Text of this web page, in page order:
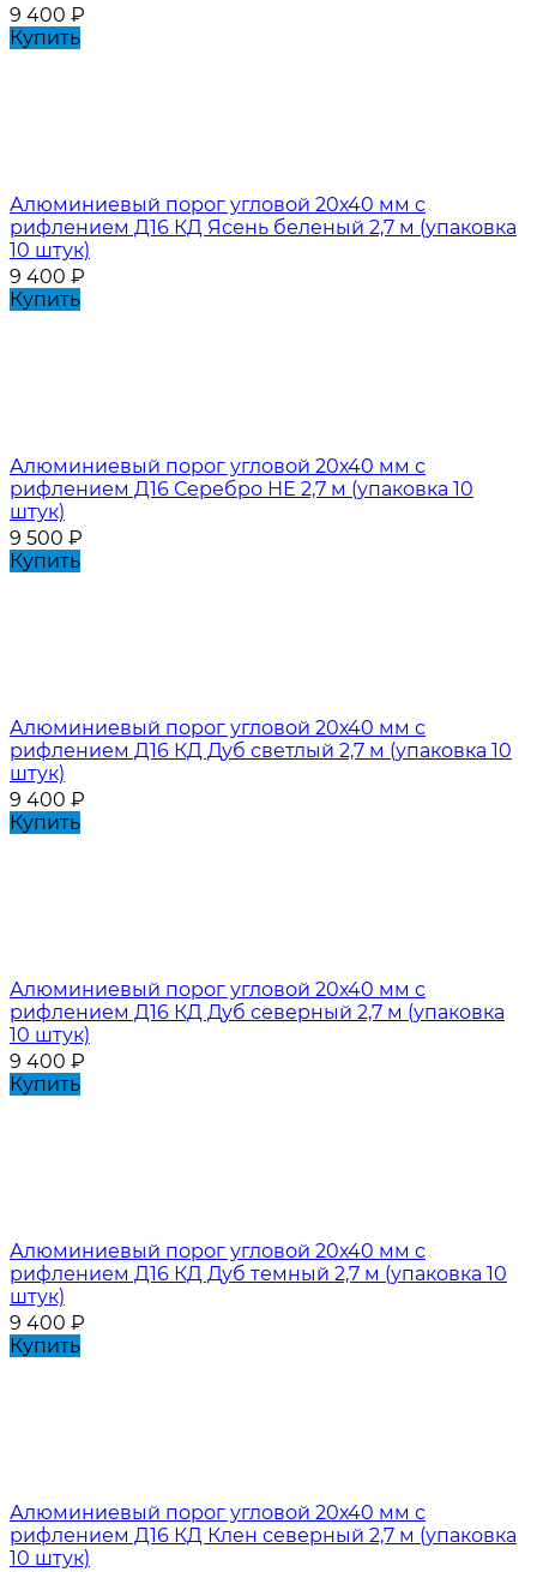
9 400 ₽
Купить
Алюминиевый порог угловой 20х40 мм с
рифлением Д16 КД Ясень беленый 2,7 м (упаковка
10 штук)
9 400 ₽
Купить
Алюминиевый порог угловой 20х40 мм с
рифлением Д16 Серебро НЕ 2,7 м (упаковка 10
штук)
9 500 ₽
Купить
Алюминиевый порог угловой 20х40 мм с
рифлением Д16 КД Дуб светлый 2,7 м (упаковка 10
штук)
9 400 ₽
Купить
Алюминиевый порог угловой 20х40 мм с
рифлением Д16 КД Дуб северный 2,7 м (упаковка
10 штук)
9 400 ₽
Купить
Алюминиевый порог угловой 20х40 мм с
рифлением Д16 КД Дуб темный 2,7 м (упаковка 10
штук)
9 400 ₽
Купить
Алюминиевый порог угловой 20х40 мм с
рифлением Д16 КД Клен северный 2,7 м (упаковка
10 штук)